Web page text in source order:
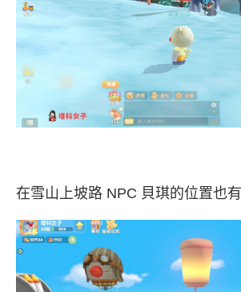
在雪山上坡路 NPC 貝琪的位置也